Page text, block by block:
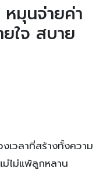
มุนจ่ายค่า
ใจ สบาย
เวลาที่สร้างทั้งความ
ไม่แพ้ลูกหลาน